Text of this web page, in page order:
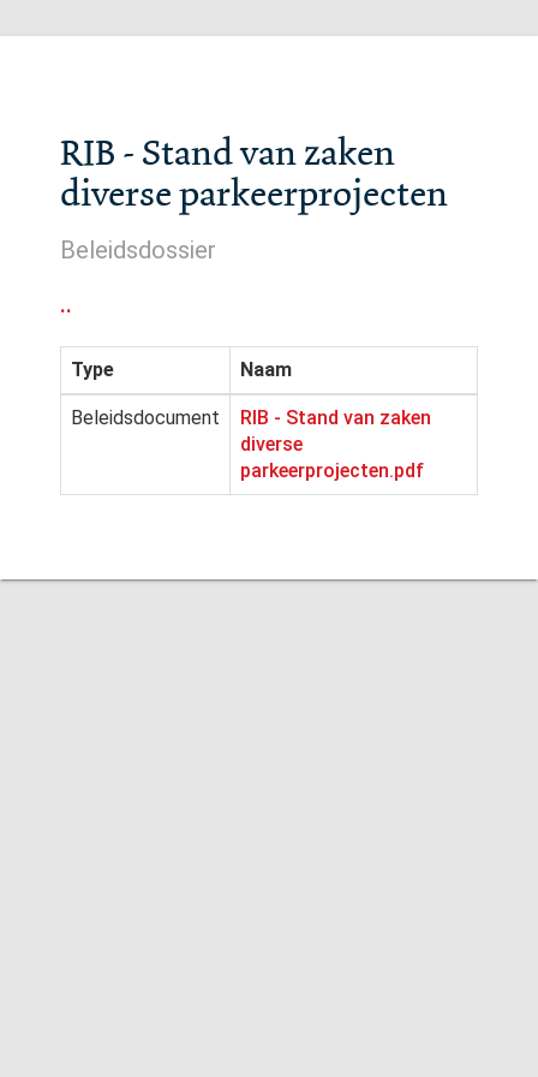
RIB - Stand van zaken
diverse parkeerprojecten
Beleidsdossier
..
Type Naam
Beleidsdocument
RIB - Stand van zaken
diverse
parkeerprojecten.pdf